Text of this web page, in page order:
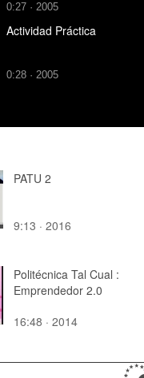
0:27 · 2005
Actividad Práctica
0:28 · 2005
PATU 2
9:13 · 2016
Politécnica Tal Cual :
Emprendedor 2.0
16:48 · 2014